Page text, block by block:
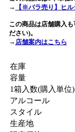
→
【※バラ売り】ヒ
この商品は店舗購入
ださい)。
→ 店舗案内はこちら
在庫
容量
1箱入数(購入単位)
アルコール
スタイル
生産地